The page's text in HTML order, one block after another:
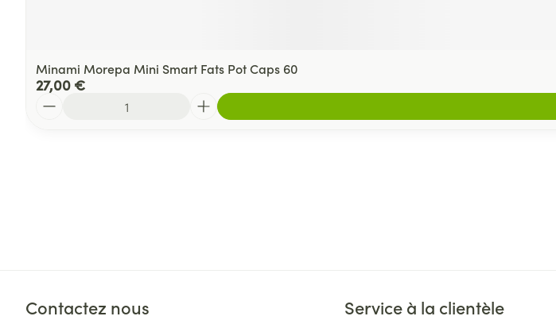
Minami Morepa Mini Smart Fats Pot Caps 60
27,00 €
Contactez nous Service à la clientèle